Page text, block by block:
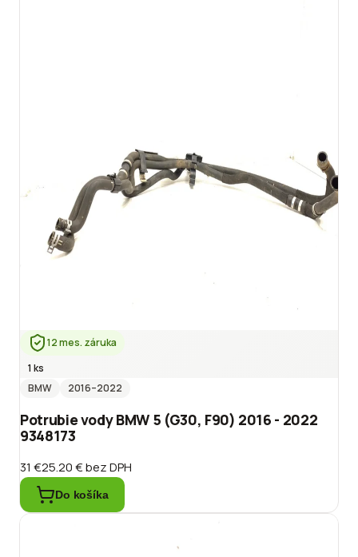
12 mes. záruka
1 ks
BMW
2016–2022
Potrubie vody BMW 5 (G30, F90) 2016 - 2022
9348173
31 €25.20 €bez DPH
Do košíka